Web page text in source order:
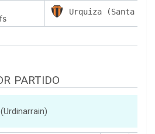
Urquiza (Santa
PARTIDO